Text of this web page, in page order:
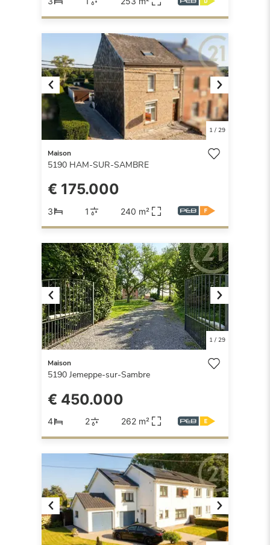
Previous Next
1/ 29
Maison
5190 HAM-SUR-SAMBRE
€ 175.000
3 1 240 m²
Previous Next
1/ 29
Maison
5190 Jemeppe-sur-Sambre
€ 450.000
4 2 262 m²
Previous Next